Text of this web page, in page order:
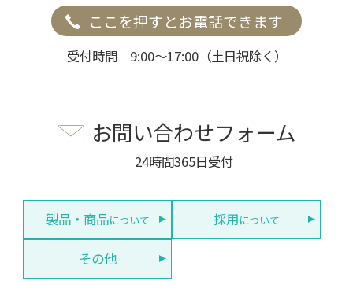
ここを押すとお電話できます
受付時間 9:00～17:00（土日祝除く）
お問い合わせフォーム
24時間365日受付
製品・商品について 採用について
その他